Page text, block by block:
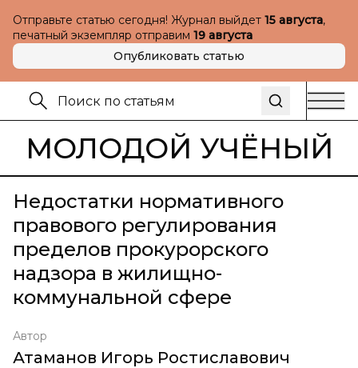
Отправьте статью сегодня! Журнал выйдет 15 августа,
печатный экземпляр отправим 19 августа
Опубликовать статью
МОЛОДОЙ УЧЁНЫЙ
Недостатки нормативного
правового регулирования
пределов прокурорского
надзора в жилищно-
коммунальной сфере
Автор
Атаманов Игорь Ростиславович